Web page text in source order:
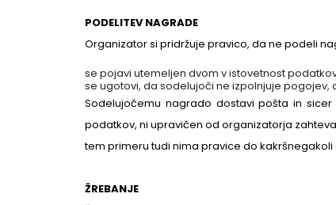
PODELITEV NAGRADE
Organizator si pridržuje pravico, da ne podeli
se pojavi utemeljen dvom v istovetnost
se ugotovi, da sodelujoči ne izpolnjuje pogojev,
Sodelujočemu nagrado dostavi pošta in
podatkov, ni upravičen od organizatorja
tem primeru tudi nima pravice do
ŽREBANJE